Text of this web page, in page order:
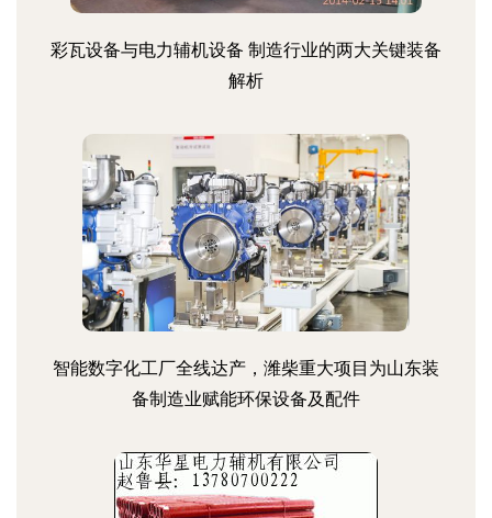
彩瓦设备与电力辅机设备 制造行业的两大关键装备
解析
智能数字化工厂全线达产，潍柴重大项目为山东装
备制造业赋能环保设备及配件